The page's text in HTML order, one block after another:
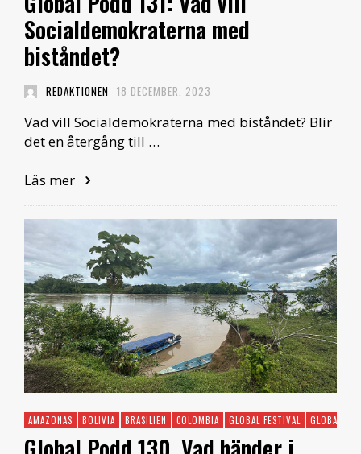
Socialdemokraterna med
biståndet?
REDAKTIONEN 18 DECEMBER, 2023
Vad vill Socialdemokraterna med biståndet? Blir
det en återgång till …
Läs mer
AMAZONAS BOLIVIA BRASILIEN COLOMBIA GLOBAL FESTIVAL GLOBAL